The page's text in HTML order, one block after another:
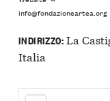
info@fondazioneartea.org
INDIRIZZO:La
Italia